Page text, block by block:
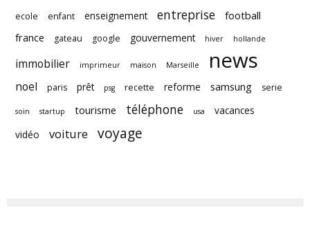
ecole enfant enseignement entreprise
football
france
gateau google gouvernement hiver hollande
immobilier imprimeur maison Marseille news
noel paris prêt psg recette reforme samsung serie
soin startup tourisme téléphone usa
vacances
vidéo
voiture voyage